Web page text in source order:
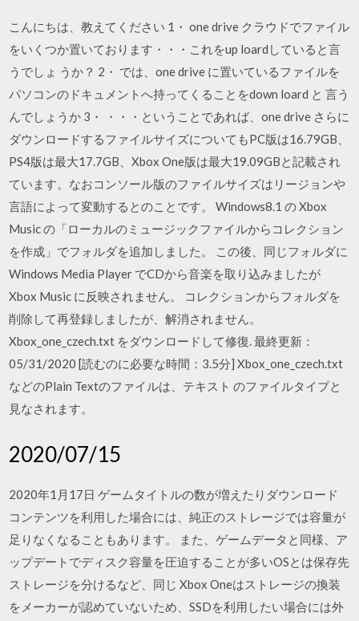
こんにちは、教えてください 1・ one drive クラウドでファイル
をいくつか置いております・・・これをup loardしていると言
うでしょ うか？ 2・ では、one drive に置いているファイルを
パソコンのドキュメントへ持ってくることをdown loard と 言う
んでしょうか 3・ ・・・ということであれば、one drive さらに
ダウンロードするファイルサイズについてもPC版は16.79GB、
PS4版は最大17.7GB、Xbox One版は最大19.09GBと記載され
ています。なおコンソール版のファイルサイズはリージョンや
言語によって変動するとのことです。 Windows8.1 の Xbox
Music の「ローカルのミュージックファイルからコレクション
を作成」でフォルダを追加しました。 この後、同じフォルダに
Windows Media Player でCDから音楽を取り込みましたが
Xbox Music に反映されません。 コレクションからフォルダを
削除して再登録しましたが、解消されません。
Xbox_one_czech.txt をダウンロードして修復. 最終更新：
05/31/2020 [読むのに必要な時間：3.5分] Xbox_one_czech.txt
などのPlain Textのファイルは、テキスト のファイルタイプと
見なされます。
2020/07/15
2020年1月17日 ゲームタイトルの数が増えたりダウンロード
コンテンツを利用した場合には、純正のストレージでは容量が
足りなくなることもあります。 また、ゲームデータと同様、ア
ップデートでディスク容量を圧迫することが多いOSとは保存先
ストレージを分けるなど、同じ Xbox Oneはストレージの換装
をメーカーが認めていないため、SSDを利用したい場合には外